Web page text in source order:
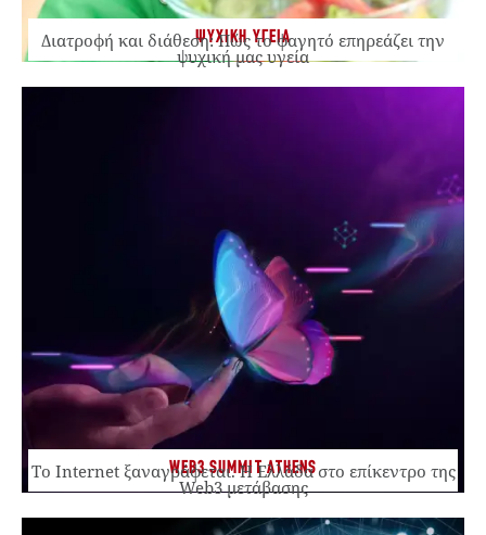
ΨΥΧΙΚΗ ΥΓΕΙΑ
Διατροφή και διάθεση: Πώς το φαγητό επηρεάζει την
ψυχική μας υγεία
WEB3 SUMMIT ATHENS
Το Internet ξαναγράφεται. Η Ελλάδα στο επίκεντρο της
Web3 μετάβασης